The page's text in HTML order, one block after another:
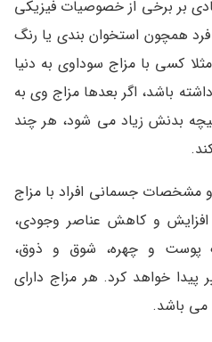
بر برخی از خصوصیات فیزیکی
همچون استخوان بندی یا رنگ
کسی با مزاج سوداوی به دنیا
باشد، اگر بعدها مزاج وی به
بدنش زیاد می شود، هر چند
جسمانی افراد با مزاج
و کاهش عناصر وجودی،
پوست و چهره، شوق و ذوق،
پیدا خواهد کرد. هر مزاج دارای
باشد.